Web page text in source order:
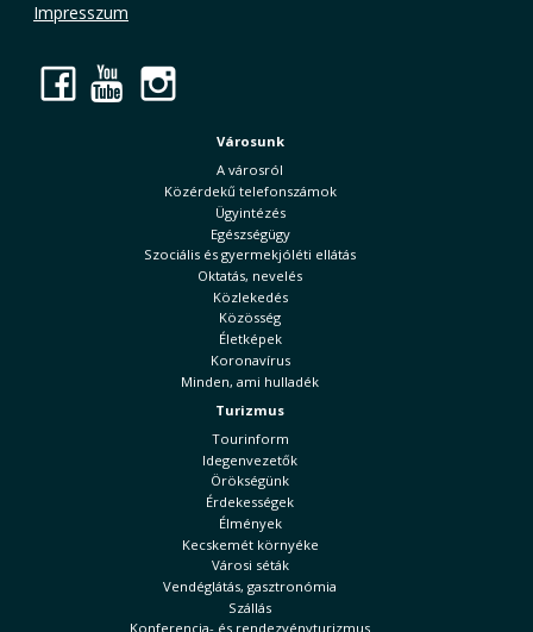
Impresszum
Facebook
YouTube
Városunk
A városról
Közérdekű telefonszámok
Ügyintézés
Egészségügy
Szociális és gyermekjóléti ellátás
Oktatás, nevelés
Közlekedés
Közösség
Életképek
Koronavírus
Minden, ami hulladék
Turizmus
Tourinform
Idegenvezetők
Örökségünk
Érdekességek
Élmények
Kecskemét környéke
Városi séták
Vendéglátás, gasztronómia
Szállás
Konferencia- és rendezvényturizmus